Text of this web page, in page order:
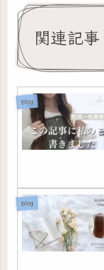
関連記事
Blog
Blog